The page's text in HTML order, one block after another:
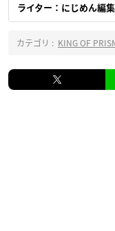
ライター：にじめん編
カテゴリ : KING OF